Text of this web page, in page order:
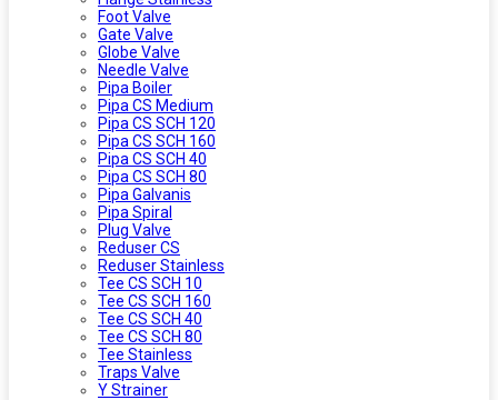
Foot Valve
Gate Valve
Globe Valve
Needle Valve
Pipa Boiler
Pipa CS Medium
Pipa CS SCH 120
Pipa CS SCH 160
Pipa CS SCH 40
Pipa CS SCH 80
Pipa Galvanis
Pipa Spiral
Plug Valve
Reduser CS
Reduser Stainless
Tee CS SCH 10
Tee CS SCH 160
Tee CS SCH 40
Tee CS SCH 80
Tee Stainless
Traps Valve
Y Strainer